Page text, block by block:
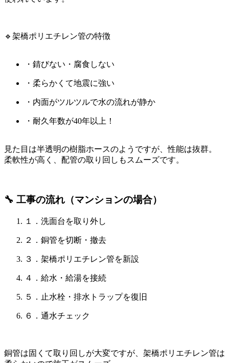
🔹架橋ポリエチレン管の特徴
・錆びない・腐食しない
・柔らかくて地震に強い
・内面がツルツルで水の流れが静か
・耐久年数が40年以上！
見た目は半透明の樹脂ホースのようですが、性能は抜群。
柔軟性が高く、配管の取り回しもスムーズです。
🔧 工事の流れ（マンションの場合）
１．洗面台を取り外し
２．銅管を切断・撤去
３．架橋ポリエチレン管を新設
４．給水・給湯を接続
５．止水栓・排水トラップを復旧
６．通水チェック
銅管は固くて取り回しが大変ですが、架橋ポリエチレン管は